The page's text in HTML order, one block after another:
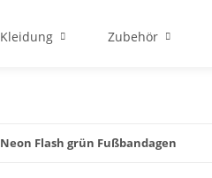
Kleidung Zubehör
Neon Flash grün Fußbandagen